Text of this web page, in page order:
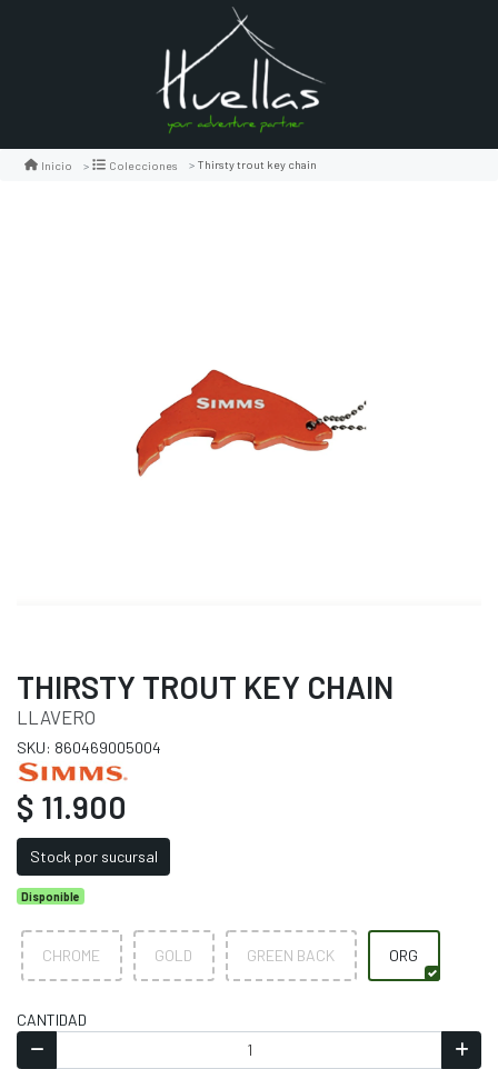
Inicio Colecciones Thirsty trout key chain
THIRSTY TROUT KEY CHAIN
LLAVERO
SKU: 860469005004
$ 11.900
Stock por sucursal
Disponible
CHROME GOLD GREEN BACK ORG
CANTIDAD